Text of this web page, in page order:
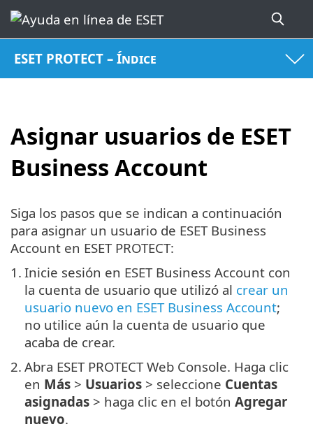
ESET PROTECT – Índice
Asignar usuarios de ESET
Business Account
Siga los pasos que se indican a continuación
para asignar un usuario de ESET Business
Account en ESET PROTECT:
1. Inicie sesión en ESET Business Account con
la cuenta de usuario que utilizó al crear un
usuario nuevo en ESET Business Account;
no utilice aún la cuenta de usuario que
acaba de crear.
2. Abra ESET PROTECT Web Console. Haga clic
en Más > Usuarios > seleccione Cuentas
asignadas > haga clic en el botón Agregar
nuevo.